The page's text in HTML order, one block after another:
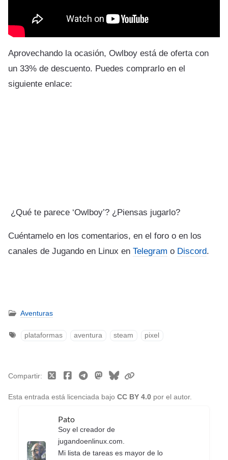
Aprovechando la ocasión, Owlboy está de oferta con
un 33% de descuento. Puedes comprarlo en el
siguiente enlace:
¿Qué te parece ‘Owlboy’? ¿Piensas jugarlo?
Cuéntamelo en los comentarios, en el foro o en los
canales de Jugando en Linux en Telegram o Discord.
Aventuras
plataformas aventura steam pixel
Esta entrada está licenciada bajo CC BY 4.0 por el autor.
Compartir
Pato
Soy el creador de
jugandoenlinux.com.
Mi lista de tareas es mayor de lo